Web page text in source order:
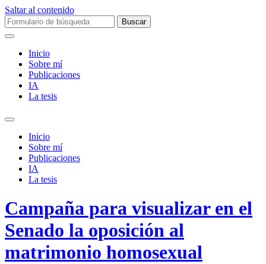
Saltar al contenido
Buscar:
Inicio
Sobre mí­
Publicaciones
IA
La tesis
Alternar
campo
búsqueda
Inicio
Sobre mí­
Publicaciones
IA
La tesis
Campaña para visualizar en el
Senado la oposición al
matrimonio homosexual